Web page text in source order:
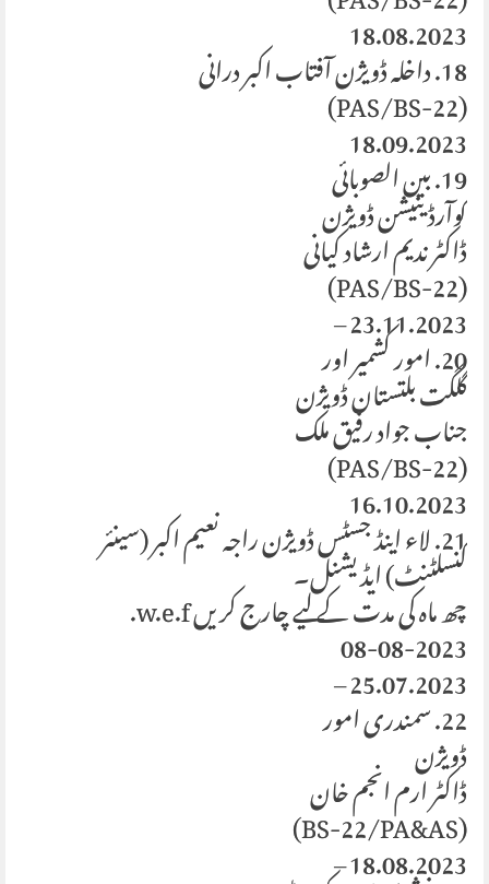
18.08.2023
18. داخلہ ڈویژن آفتاب اکبر درانی
(PAS/BS-22)
18.09.2023
19. بین الصوبائی
کوآرڈینیشن ڈویژن
ڈاکٹر ندیم ارشاد کیانی
(PAS/BS-22)
23.11.2023 –
20. امور کشمیر اور
گلگت بلتستان ڈویژن
جناب جواد رفیق ملک
(PAS/BS-22)
16.10.2023
21. لاء اینڈ جسٹس ڈویژن راجہ نعیم اکبر (سینئر
کنسلٹنٹ) ایڈیشنل۔
چھ ماہ کی مدت کے لیے چارج کریں w.e.f.
08-08-2023
25.07.2023 –
22. سمندری امور
ڈویژن
ڈاکٹر ارم انجم خان
(BS-22/PA&AS)
18.08.2023 –